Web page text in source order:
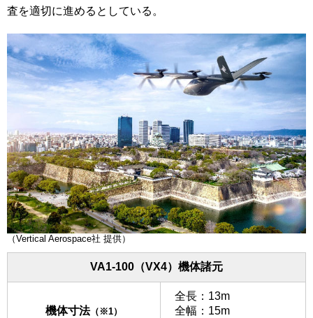
査を適切に進めるとしている。
（Vertical Aerospace社 提供）
VA1-100（VX4）機体諸元
機体寸法（※1）
全長：13m
全幅：15m